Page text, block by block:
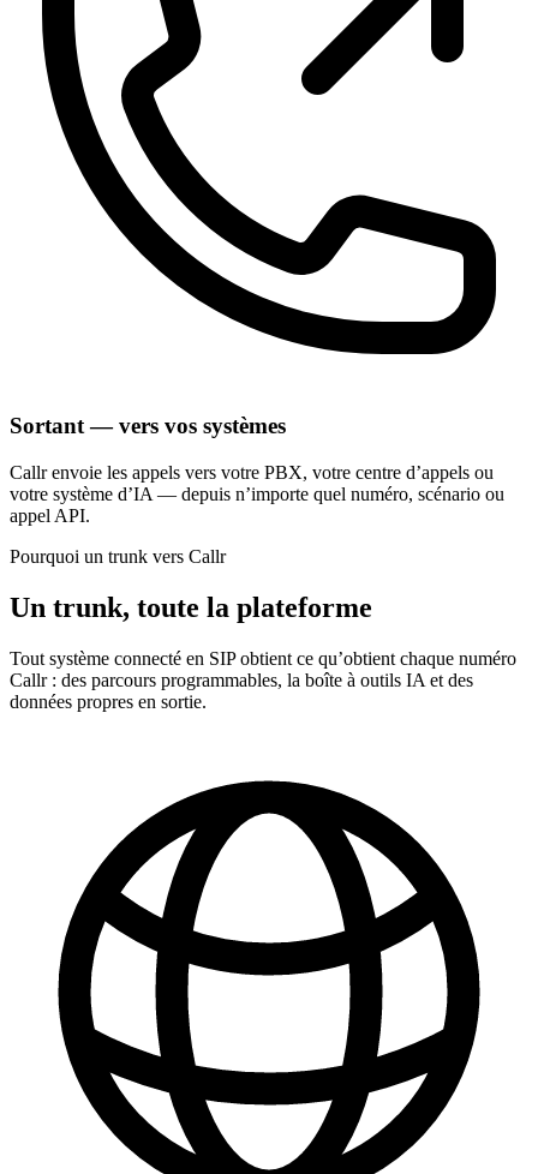
Sortant — vers vos systèmes
Callr envoie les appels vers votre PBX, votre centre d’appels ou
votre système d’IA — depuis n’importe quel numéro, scénario ou
appel API.
Pourquoi un trunk vers Callr
Un trunk, toute la plateforme
Tout système connecté en SIP obtient ce qu’obtient chaque numéro
Callr : des parcours programmables, la boîte à outils IA et des
données propres en sortie.